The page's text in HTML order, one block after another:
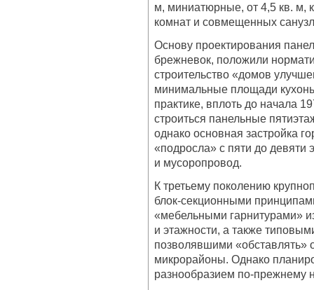
м, миниатюрные, от 4,5 кв. м,
комнат и совмещенных
Основу проектирования
брежневок, положили
строительство «домов
минимальные площади
практике, вплоть до начала
строиться панельные
однако основная застройка
«подросла» с пяти до девяти
и мусоропровод.
К третьему поколению
блок-секционными
«мебельными гарнитурами»
и этажности, а также
позволявшими
микрорайоны. Однако
разнообразием по-прежнему